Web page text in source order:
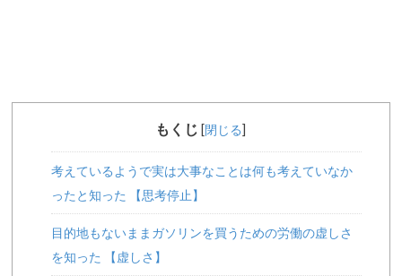
もくじ 閉じる
考えているようで実は大事なことは何も考えていなか
ったと知った 【思考停止】
目的地もないままガソリンを買うための労働の虚しさ
を知った 【虚しさ】